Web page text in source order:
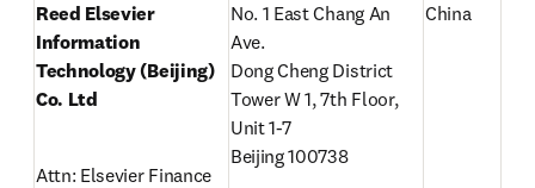
Reed Elsevier
Information
Technology (Beijing)
Co. Ltd
Attn: Elsevier Finance
No. 1 East Chang An
Ave.
Dong Cheng District
Tower W 1, 7th Floor,
Unit 1-7
Beijing 100738
China